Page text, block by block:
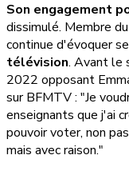
Son engagement
dissimulé. Membre
continue d'évoquer
télévision. Avant le
2022 opposant
sur BFMTV : "Je
enseignants que j'ai
pouvoir voter, non
mais avec raison."